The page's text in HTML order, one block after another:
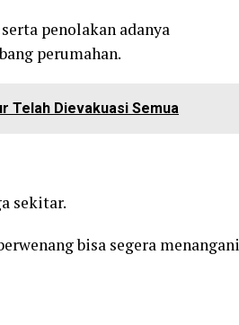
penolakan adanya
perumahan.
Telah Dievakuasi Semua
sekitar.
bisa segera menangani